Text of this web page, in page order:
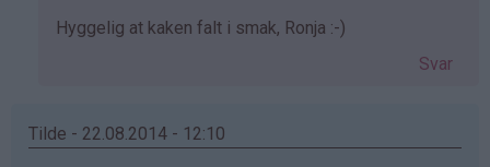
Som
Ronja
Hyggelig at kaken falt i smak, Ronja :-)
Svar
Tilde - 22.08.2014 - 12:10